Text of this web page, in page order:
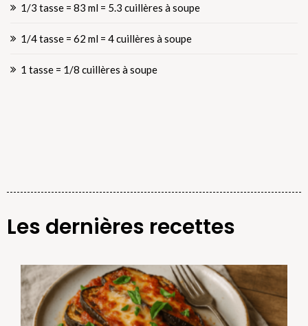
1/3 tasse = 83 ml = 5.3 cuillères à soupe
1/4 tasse = 62 ml = 4 cuillères à soupe
1 tasse = 1/8 cuillères à soupe
Les dernières recettes